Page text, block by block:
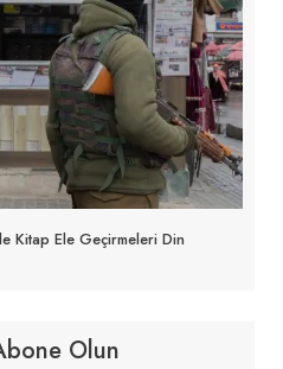
Kitap Ele Geçirmeleri Din
Olun